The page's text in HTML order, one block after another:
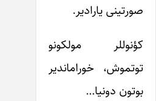
صورتینی یارادیر.
کؤنوللر مولکونو
توتموش، خوراماندیر
بوتون دونیا…